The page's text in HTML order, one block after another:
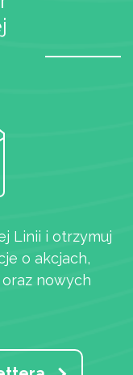
Linii i otrzymuj
o akcjach,
nowych